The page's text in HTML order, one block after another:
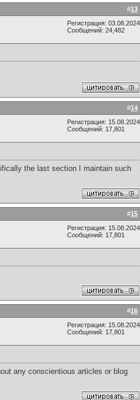
#13
Регистрация: 03.08.2024
Сообщений: 24,482
#14
Регистрация: 15.08.2024
Сообщений: 17,801
the last section I maintain such
#15
Регистрация: 15.08.2024
Сообщений: 17,801
#16
Регистрация: 15.08.2024
Сообщений: 17,801
any conscientious articles or blog